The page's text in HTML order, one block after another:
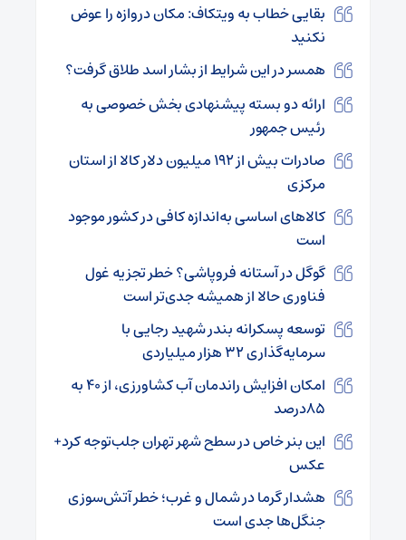
بقایی خطاب به ویتکاف: مکان دروازه را عوض
نکنید
همسر در این شرایط از بشار اسد طلاق گرفت؟
ارائه دو بسته پیشنهادی بخش خصوصی به
رئیس جمهور
صادرات بیش از ۱۹۲ میلیون دلار کالا از استان
مرکزی
کالاهای اساسی به‌اندازه کافی در کشور موجود
است
گوگل در آستانه فروپاشی؟ خطر تجزیه غول
فناوری حالا از همیشه جدی‌تر است
توسعه پسکرانه بندر شهید رجایی با
سرمایه‌گذاری ۳۲ هزار میلیاردی
امکان افزایش راندمان آب کشاورزی، از ۴۰ به
۸۵درصد
این بنر خاص در سطح شهر تهران جلب‌توجه کرد+
عکس
هشدار گرما در شمال و غرب؛ خطر آتش‌سوزی
جنگل‌ها جدی است